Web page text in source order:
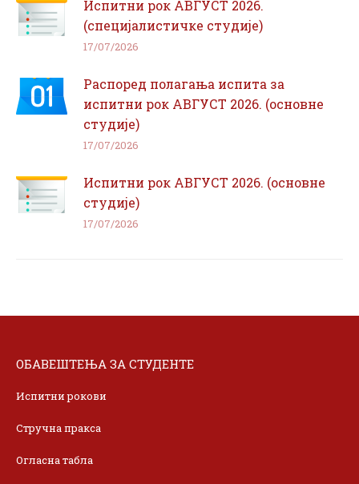
Испитни рок АВГУСТ 2026.
(специјалистичке студије)
17/07/2026
Распоред полагања испита за
испитни рок АВГУСТ 2026. (основне
студије)
17/07/2026
Испитни рок АВГУСТ 2026. (основне
студије)
17/07/2026
ОБАВЕШТЕЊА ЗА СТУДЕНТЕ
Испитни рокови
Стручна пракса
Огласна табла